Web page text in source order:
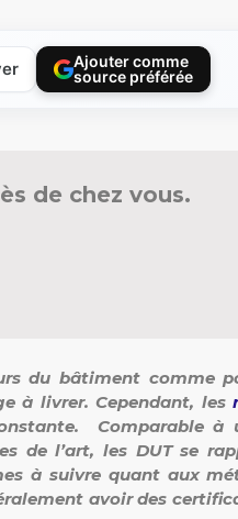
Ajouter comme
source préférée
de chez vous.
du bâtiment comme
à livrer. Cependant, les
Comparable à
de l’art, les DUT se
à suivre quant aux
avoir des